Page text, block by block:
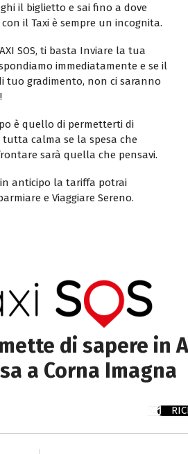
il biglietto e sai fino a dove
il Taxi è sempre un incognita.
SOS, ti basta Inviare la tua
immediatamente e se il
tuo gradimento, non ci saranno
è quello di permetterti di
calma se la spesa che
sarà quella che pensavi.
anticipo la tariffa potrai
e Viaggiare Sereno.
di sapere in
a Corna Imagna